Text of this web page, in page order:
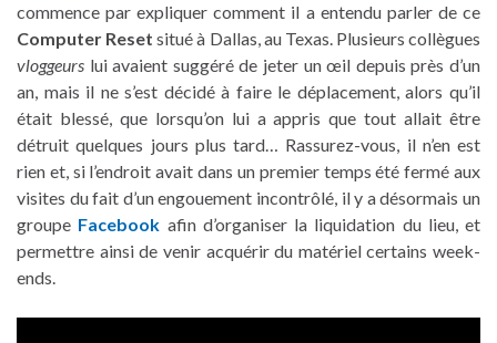
commence par expliquer comment il a entendu parler de ce
Computer Reset situé à Dallas, au Texas. Plusieurs collègues
vloggeurs lui avaient suggéré de jeter un œil depuis près d’un
an, mais il ne s’est décidé à faire le déplacement, alors qu’il
était blessé, que lorsqu’on lui a appris que tout allait être
détruit quelques jours plus tard… Rassurez-vous, il n’en est
rien et, si l’endroit avait dans un premier temps été fermé aux
visites du fait d’un engouement incontrôlé, il y a désormais un
groupe Facebook afin d’organiser la liquidation du lieu, et
permettre ainsi de venir acquérir du matériel certains week-
ends.